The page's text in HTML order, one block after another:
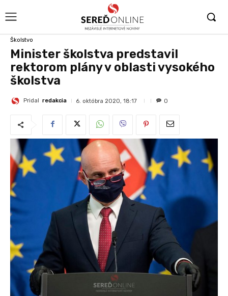
Školstvo
Minister školstva predstavil
rektorom plány v oblasti vysokého
školstva
Pridal redakcia 6. októbra 2020, 18:17 0